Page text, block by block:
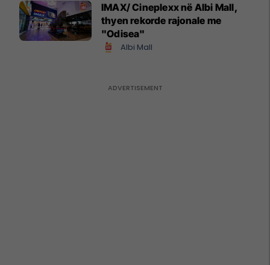
IMAX/ Cineplexx në Albi Mall,
thyen rekorde rajonale me
"Odisea"
Albi Mall